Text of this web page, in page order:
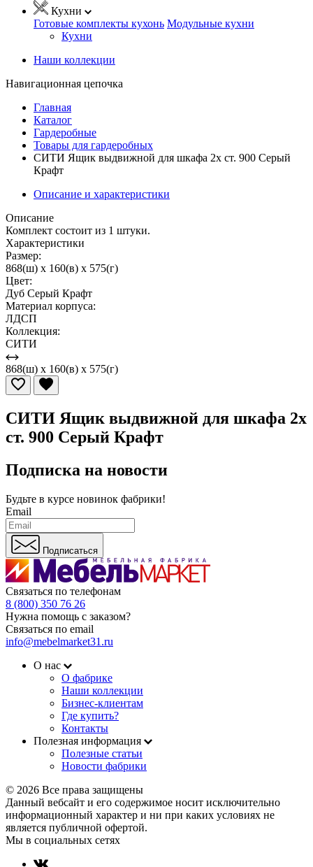
Кухни
Готовые комплекты кухонь Модульные кухни
Кухни
Наши коллекции
Навигационная цепочка
Главная
Каталог
Гардеробные
Товары для гардеробных
СИТИ Ящик выдвижной для шкафа 2х ст. 900 Серый
Крафт
Описание и характеристики
Описание
Комплект состоит из 1 штуки.
Характеристики
Размер:
868(ш) x 160(в) x 575(г)
Цвет:
Дуб Серый Крафт
Материал корпуса:
ЛДСП
Коллекция:
СИТИ
868(ш) x 160(в) x 575(г)
СИТИ Ящик выдвижной для шкафа 2х
ст. 900 Серый Крафт
Подписка на новости
Будьте в курсе новинок фабрики!
Email
Подписаться
Связаться по телефонам
8 (800) 350 76 26
Нужна помощь с заказом?
Связаться по email
info@mebelmarket31.ru
О нас
О фабрике
Наши коллекции
Бизнес-клиентам
Где купить?
Контакты
Полезная информация
Полезные статьи
Новости фабрики
© 2026 Все права защищены
Данный вебсайт и его содержимое носит исключительно
информационный характер и ни при каких условиях не
является публичной офертой.
Мы в социальных сетях